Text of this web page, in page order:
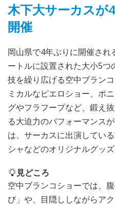
木下大サーカスが
開催
岡山県で4年ぶりに開催され
ートルに設置された大小5
技を繰り広げる空中ブラン
ミカルなピエロショー、ポ
グやフラフープなど、鍛え
る大迫力のパフォーマンス
は、サーカスに出演してい
シャなどのオリジナルグッズ
見どころ
空中ブランコショーでは、
び」や、目隠ししながらア